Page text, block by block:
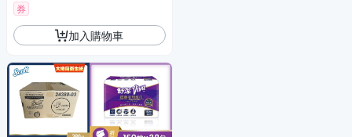
券
加入購物車